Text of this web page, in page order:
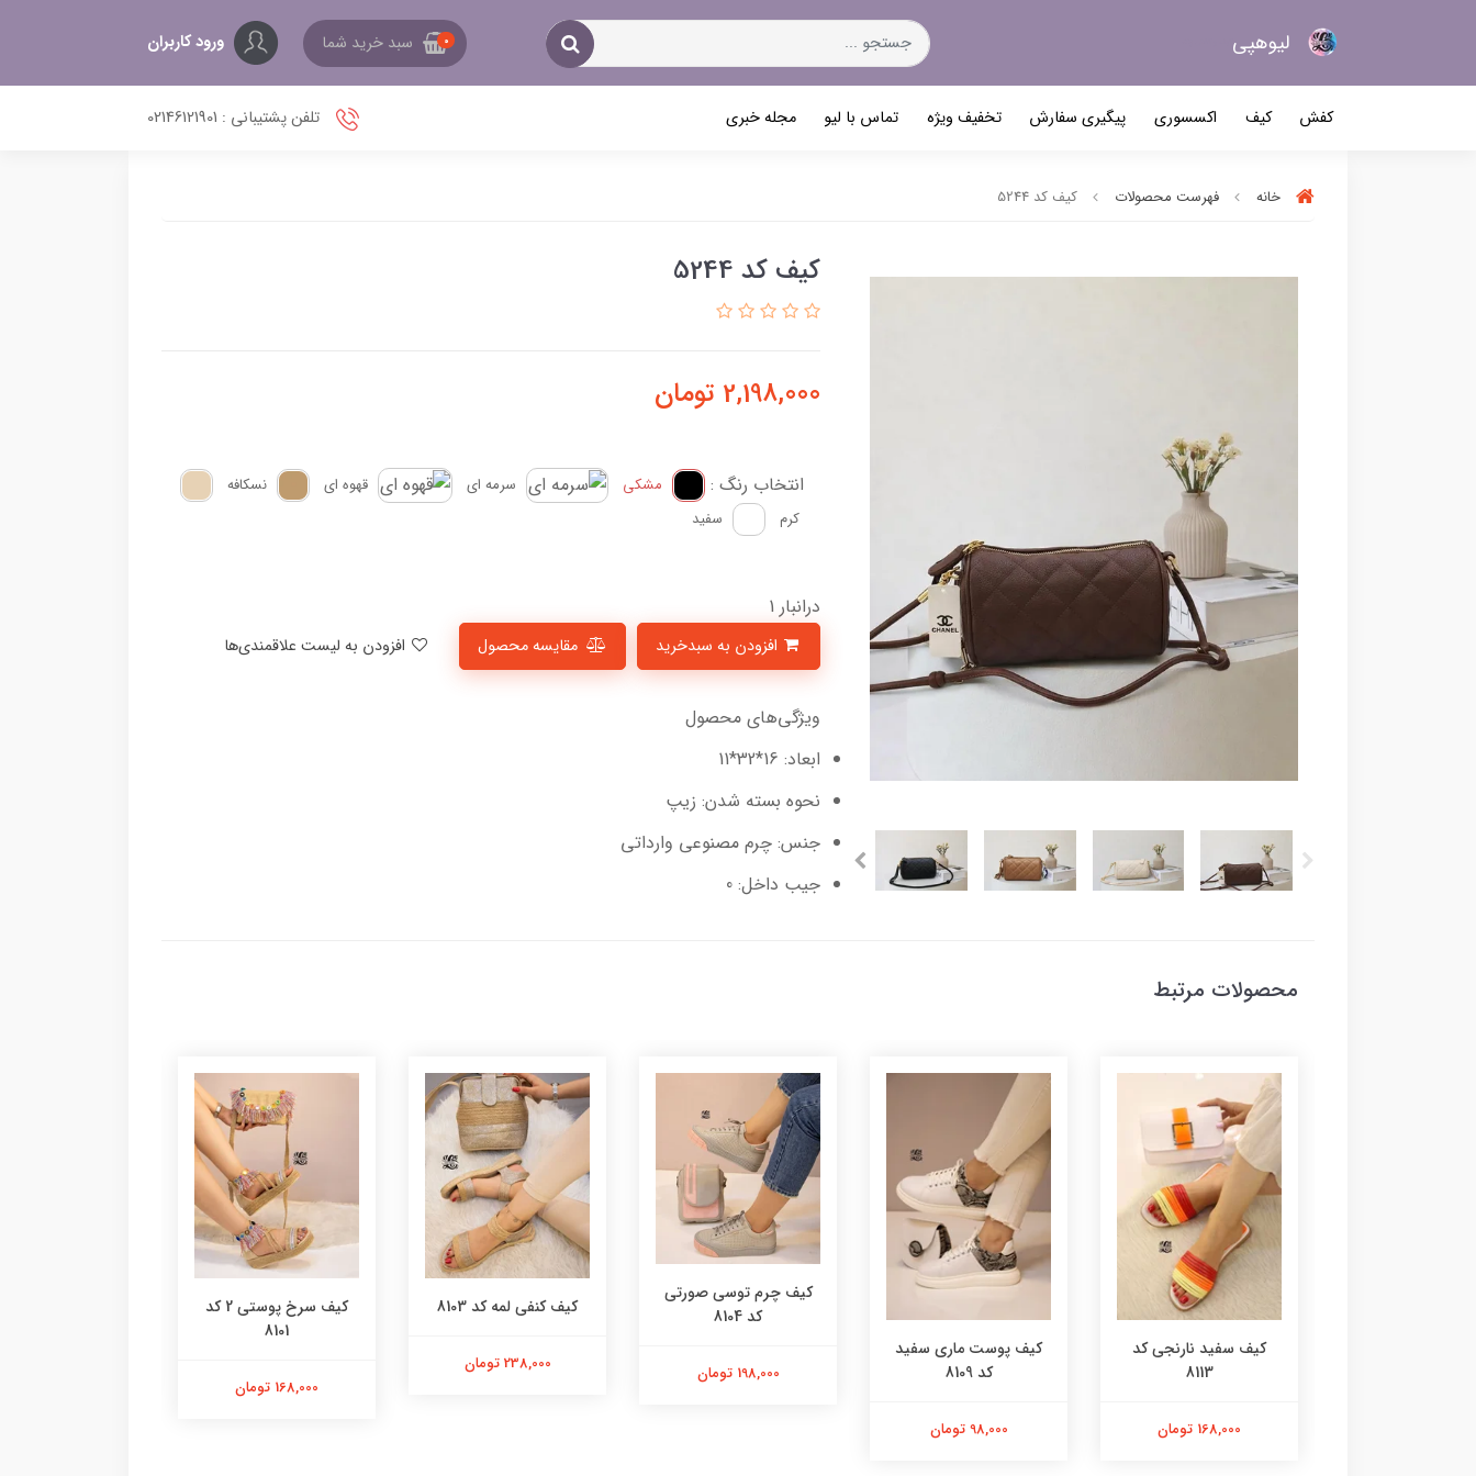
لیو‌هپی 0 سبد خرید شما ورود کاربران
کفش کیف اکسسوری پیگیری سفارش تخفیف ویژه تماس با لیو مجله خبری تلفن پشتیبانی : 02146121901
خانه فهرست محصولات کیف کد 5244
کیف کد 5244
2,198,000 تومان
انتخاب رنگ : مشکی سرمه ای قهوه ای
نسکافه
کرم
سفید
درانبار 1
مقایسه محصول
ویژگی‌های محصول
ابعاد: 16*32*11
نحوه بسته شدن: زیپ
جنس: چرم مصنوعی وارداتی
جیب داخل: 0
محصولات مرتبط
کیف سفید نارنجی کد
8113
168,000 تومان
کیف پوست ماری سفید
کد 8109
98,000 تومان
کیف چرم توسی صورتی
کد 8104
198,000 تومان
کیف کنفی لمه کد 8103
238,000 تومان
کیف سرخ پوستی 2 کد
8101
168,000 تومان